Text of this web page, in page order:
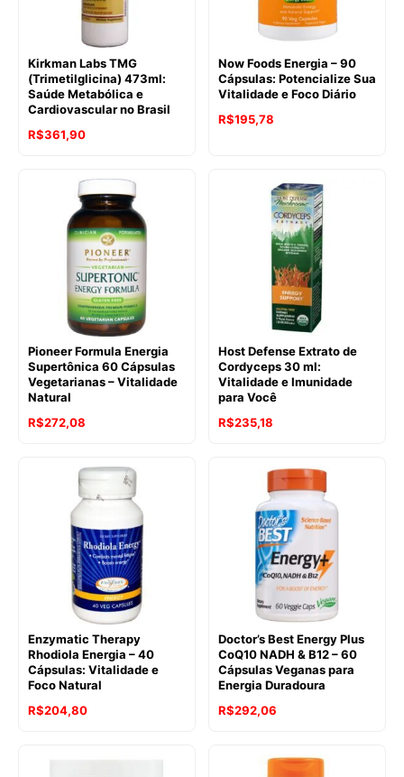
Kirkman Labs TMG
(Trimetilglicina) 473ml:
Saúde Metabólica e
Cardiovascular no Brasil
R$361,90
Now Foods Energia – 90
Cápsulas: Potencialize Sua
Vitalidade e Foco Diário
R$195,78
Pioneer Formula Energia
Supertônica 60 Cápsulas
Vegetarianas – Vitalidade
Natural
R$272,08
Host Defense Extrato de
Cordyceps 30 ml:
Vitalidade e Imunidade
para Você
R$235,18
Enzymatic Therapy
Rhodiola Energia – 40
Cápsulas: Vitalidade e
Foco Natural
R$204,80
Doctor’s Best Energy Plus
CoQ10 NADH & B12 – 60
Cápsulas Veganas para
Energia Duradoura
O
R$292,06
atual